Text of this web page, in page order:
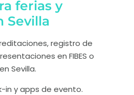
ferias y
Sevilla
registro de
en FIBES o
Sevilla.
in y apps de evento.